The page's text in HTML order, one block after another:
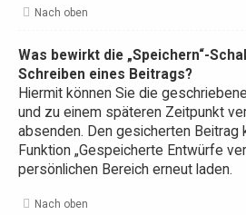
Nach oben
Was bewirkt die „Speichern“-
Schreiben eines Beitrags?
Hiermit können Sie die
und zu einem späteren Zeitpunkt
absenden. Den gesicherten Beitrag
Funktion „Gespeicherte Entwürfe
persönlichen Bereich erneut laden.
Nach oben